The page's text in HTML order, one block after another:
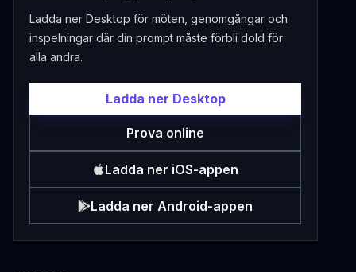
Ladda ner Desktop för möten, genomgångar och
inspelningar där din prompt måste förbli dold för
alla andra.
Ladda ner Desktop
Prova online
Ladda ner iOS-appen
Ladda ner Android-appen